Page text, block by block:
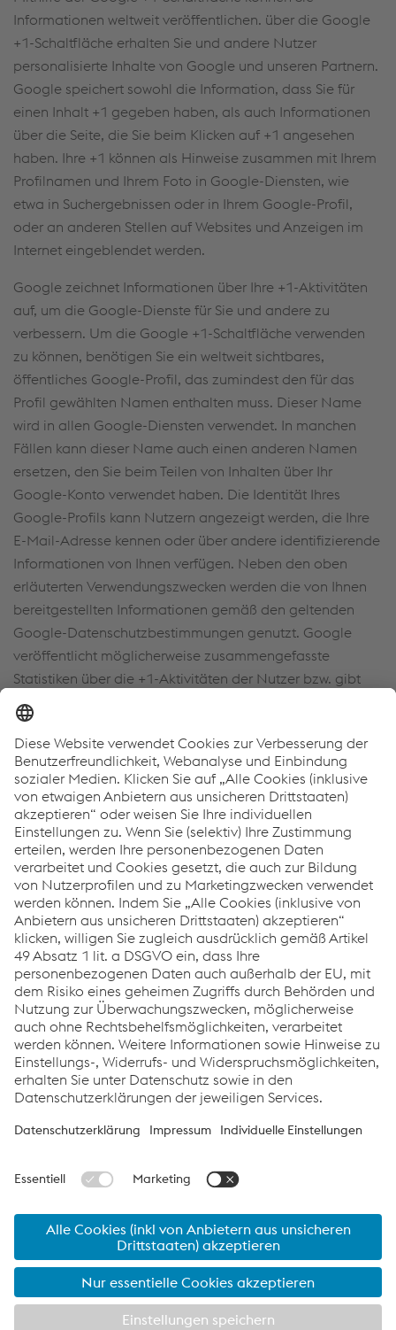
Informationen weltweit veröffentlichen. über die Google
+1-Schaltfläche erhalten Sie und andere Nutzer
personalisierte Inhalte von Google und unseren Partnern.
Google speichert sowohl die Information, dass Sie für
einen Inhalt +1 gegeben haben, als auch Informationen
über die Seite, die Sie beim Klicken auf +1 angesehen
haben. Ihre +1 können als Hinweise zusammen mit Ihrem
Profilnamen und Ihrem Foto in Google-Diensten, wie
etwa in Suchergebnissen oder in Ihrem Google-Profil,
oder an anderen Stellen auf Websites und Anzeigen im
Internet eingeblendet werden.
Google zeichnet Informationen über Ihre +1-Aktivitäten
auf, um die Google-Dienste für Sie und andere zu
verbessern. Um die Google +1-Schaltfläche verwenden
zu können, benötigen Sie ein weltweit sichtbares,
öffentliches Google-Profil, das zumindest den für das
Profil gewählten Namen enthalten muss. Dieser Name
wird in allen Google-Diensten verwendet. In manchen
Fällen kann dieser Name auch einen anderen Namen
ersetzen, den Sie beim Teilen von Inhalten über Ihr
Google-Konto verwendet haben. Die Identität Ihres
Google-Profils kann Nutzern angezeigt werden, die Ihre
E-Mail-Adresse kennen oder über andere identifizierende
Informationen von Ihnen verfügen. Neben den oben
erläuterten Verwendungszwecken werden die von Ihnen
bereitgestellten Informationen gemäß den geltenden
Google-Datenschutzbestimmungen genutzt. Google
veröffentlicht möglicherweise zusammengefasste
Statistiken über die +1-Aktivitäten der Nutzer bzw. gibt
diese an Nutzer und Partner weiter, wie etwa Publisher,
Inserenten oder verbundene Websites.
Ihre Rechte, Kontaktdaten
Ihnen stehen grundsätzlich die Rechte auf Auskunft,
Berichtigung, Löschung, Einschränkung,
Datenübertragbarkeit und Widerspruch zu. Erfolgt die
Verarbeitung Ihrer Daten auf Basis Ihrer Einwilligung, so
besteht das Recht, die Einwilligung jederzeit zu
widerrufen, ohne dass die Rechtmäßigkeit der auf Grund
der Einwilligung bis zum Widerruf erfolgten Verarbeitung
berührt wird. Letztlich haben Sie die Möglichkeit,
Beschwerde bei der Aufsichtsbehörde zu erheben.Für
Fragen zum Thema Datenschutz sowie die
Geltendmachung Ihrer zuvor genannten Rechte erreichen
Sie die voestalpine Datenschutzorganisation unter
datenschutz.stahl@voestalpine.com. Diese
Datenschutzerklärung wird von Zeit zu Zeit
ultralights by voestalpine - Stähle für den automobilen
Kontakt